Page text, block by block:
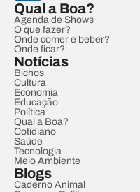
Qual a Boa?
Agenda de Shows
O que fazer?
Onde comer e beber?
Onde ficar?
Notícias
Bichos
Cultura
Economia
Educação
Política
Qual a Boa?
Cotidiano
Saúde
Tecnologia
Meio Ambiente
Blogs
Caderno Animal